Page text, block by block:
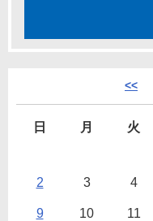
<<
日 月 火
2 3 4
9 10 11